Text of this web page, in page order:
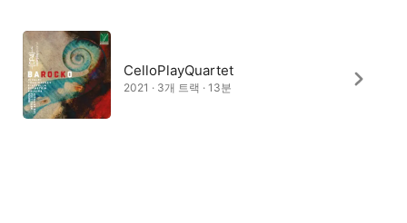
CelloPlayQuartet
2021 · 3개 트랙 · 13분